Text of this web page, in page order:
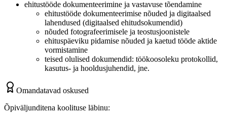
ehitustööde dokumenteerimine ja vastavuse tõendamine
ehitustööde dokumenteerimise nõuded ja digitaalsed
lahendused (digitaalsed ehitudsokumendid)
nõuded fotografeerimisele ja teostusjoonistele
ehituspäeviku pidamise nõuded ja kaetud tööde aktide
vormistamine
teised olulised dokumendid: töökoosoleku protokollid,
kasutus- ja hooldusjuhendid, jne.
Omandatavad oskused
Õpiväljunditena koolituse läbinu: